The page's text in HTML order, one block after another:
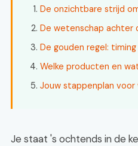
De onzichtbare strijd
De wetenschap achter
De gouden regel: timing
Welke producten en
Jouw stappenplan voor
Je staat 's ochtends in de